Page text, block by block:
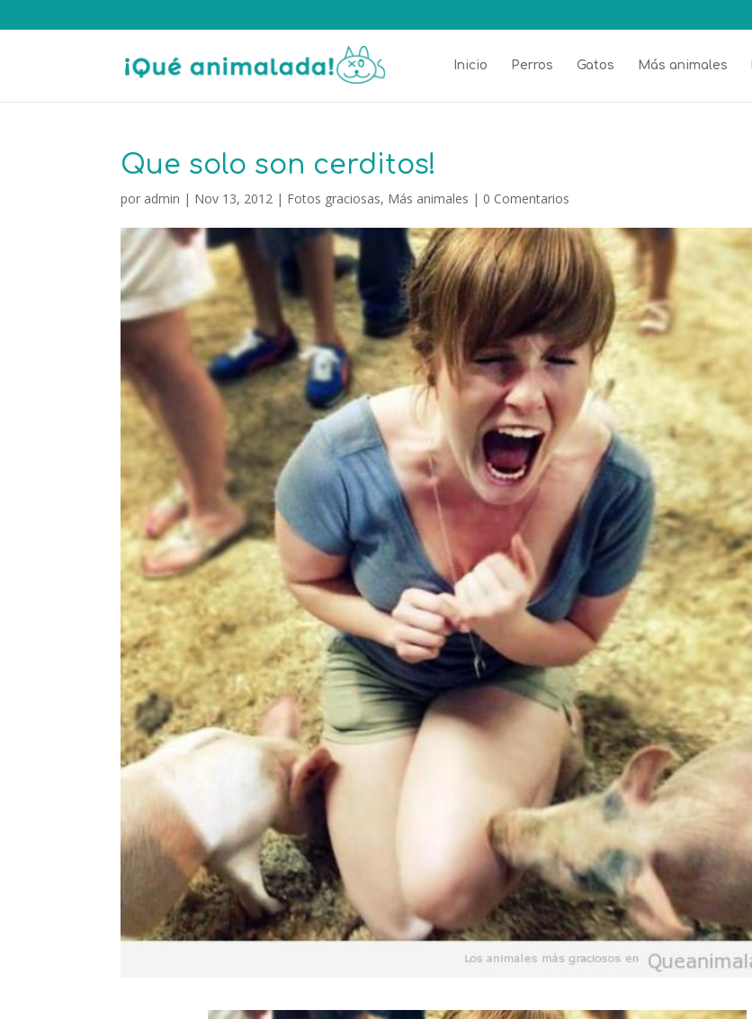
Inicio Perros Gatos Más animales
Que solo son cerditos!
por admin | Nov 13, 2012 | Fotos graciosas, Más animales | 0 Comentarios